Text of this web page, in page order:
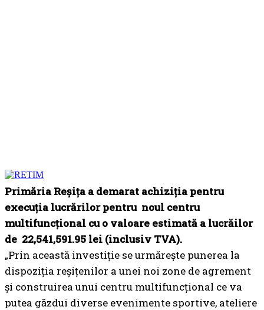
Primăria Reșița a demarat achiziția pentru
execuția lucrărilor pentru noul centru
multifuncțional cu o valoare estimată a lucrăilor
de 22,541,591.95 lei (inclusiv TVA).
„Prin această investiție se urmărește punerea la
dispoziția reșițenilor a unei noi zone de agrement
și construirea unui centru multifuncțional ce va
putea găzdui diverse evenimente sportive, ateliere